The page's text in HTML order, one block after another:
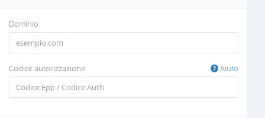
Dominio
Codice autorizzazione Aiuto